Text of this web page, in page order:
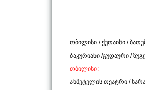
თბილისი /ქუთაისი /
ბაკურიანი /გუდაური /
თბილისი:
ახმეტელის თეატრი /